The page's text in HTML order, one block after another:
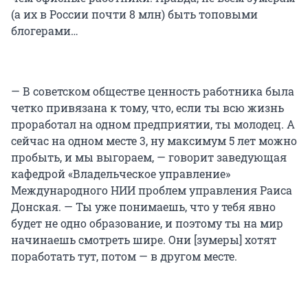
(а их в России почти 8 млн) быть топовыми
блогерами…
— В советском обществе ценность работника была
четко привязана к тому, что, если ты всю жизнь
проработал на одном предприятии, ты молодец. А
сейчас на одном месте 3, ну максимум 5 лет можно
пробыть, и мы выгораем, — говорит заведующая
кафедрой «Владельческое управление»
Международного НИИ проблем управления Раиса
Донская. — Ты уже понимаешь, что у тебя явно
будет не одно образование, и поэтому ты на мир
начинаешь смотреть шире. Они [зумеры] хотят
поработать тут, потом — в другом месте.